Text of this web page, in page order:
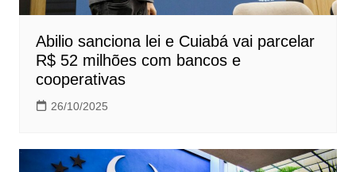
Abilio sanciona lei e Cuiabá vai parcelar
R$ 52 milhões com bancos e
cooperativas
26/10/2025